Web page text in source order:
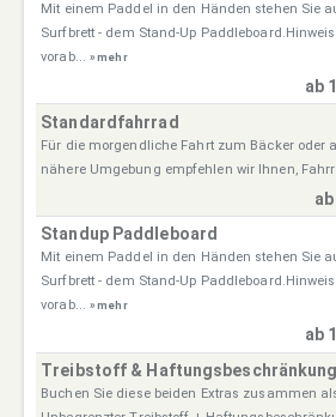
Mit einem Paddel in den Händen stehen Sie
Surfbrett - dem Stand-Up
vorab...» mehr
ab
Standardfahrrad
Für die morgendliche Fahrt zum Bäcker oder
nähere Umgebung empfehlen wir Ihnen,
Standup Paddleboard
Mit einem Paddel in den Händen stehen Sie
Surfbrett - dem Stand-Up
vorab...» mehr
ab
Treibstoff & Haftungsbeschränkung
Buchen Sie diese beiden Extras zusammen